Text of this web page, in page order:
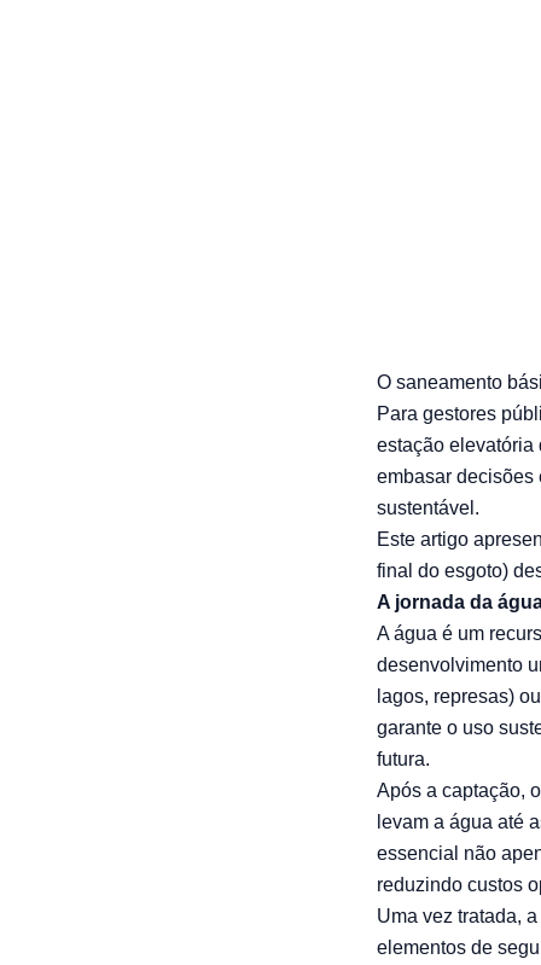
O saneamento
Para gestores
estação elevatória
embasar decisões
sustentável.
Este artigo
final do esgoto)
A jornada da
A água é um
desenvolvimento
lagos, represas)
garante o uso
futura.
Após a captação,
levam a água até
essencial não
reduzindo custos
Uma vez tratada,
elementos de